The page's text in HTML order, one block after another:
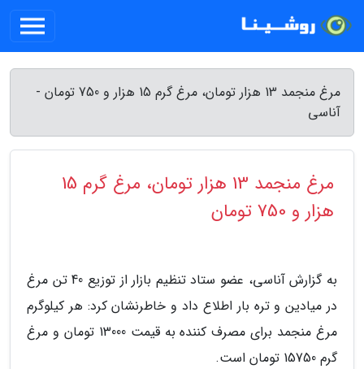
مرغ منجمد 13 هزار تومان، مرغ گرم 15 هزار و 750 تومان -
آناسی
مرغ منجمد 13 هزار تومان، مرغ گرم 15
هزار و 750 تومان
به گزارش آناسی، عضو ستاد تنظیم بازار از توزیع 40 تن مرغ
در میادین و تره بار اطلاع داد و خاطرنشان کرد: هر کیلوگرم
مرغ منجمد برای مصرف کننده به قیمت 13000 تومان و مرغ
گرم 15750 تومان است.